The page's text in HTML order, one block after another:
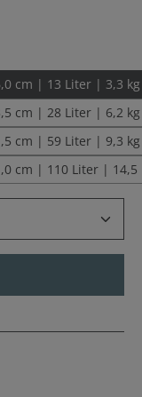
cm | 13 Liter | 3,3 kg
cm | 28 Liter | 6,2 kg
cm | 59 Liter | 9,3 kg
cm | 110 Liter | 14,5